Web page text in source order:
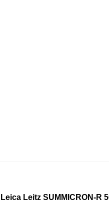
Leica Leitz SUMMICRON-R